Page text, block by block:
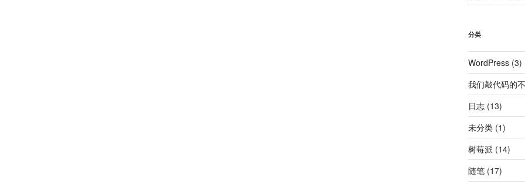
分类
WordPress(3)
我们敲代码的
日志(13)
未分类(1)
树莓派 (14)
随笔(17)